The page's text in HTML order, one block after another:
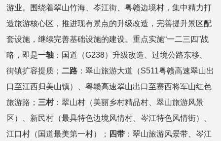
游业。围绕着翠山竹海、岑江街、粤赣边境村，集中精力打
造旅游核心区，推进现有景点的升级改造，完善提升景区配
套设施，继续完善基础设施的建设。重点实施“一二三四”战
略，即是一轴 ：国道（G238）升级改造、过境公路东移、
街镇扩容提质；二路 ：翠山旅游大道（S511粤赣高速翠山出
口至江西归美山镇）、粤赣高速翠山出口至寨西将军山红色
旅游路； 三村：翠山村（美丽乡村精品村、翠山旅游风景
区）、新民村（最具特色边境风情村、岑江特色风情街）、
江口村（国道最美第一村）； 四带 ：翠山旅游风景带、岑江